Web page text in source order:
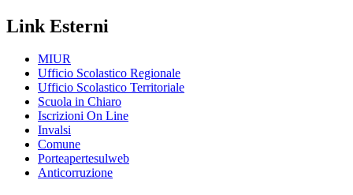
Link Esterni
MIUR
Ufficio Scolastico Regionale
Ufficio Scolastico Territoriale
Scuola in Chiaro
Iscrizioni On Line
Invalsi
Comune
Porteapertesulweb
Anticorruzione